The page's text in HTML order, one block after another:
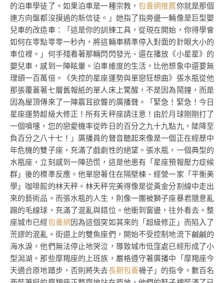
的泊車學徒了。如果泊車是一種宗教， 包養網推薦你就是那個
連方向盤都沒摸過的新信徒。」她指了指旁邊一輛像是巨型嬰
兒車的改造車：「這是你的訓練工具，從現在開始，你得學會
如何在零點零零一秒內，將這輛車精準停入對面的針眼大小的
車位裡。」何手殘看著那輛閃閃發光、還在播放《小星星》的
嬰兒車，感到一陣眩暈。泊車維度的生活，比他想象中還要無
理頭一百萬倍。《失控的星座運勢與單戀狂想曲》張水瓶從他
那張覆蓋著七層舊報紙的單人床上驚醒，不是因為鬧鐘，而是
因為屋頂傳來了一陣震耳欲聾的廣播聲。「緊急！緊急！今日
星座運勢超級大修正！所有天秤座請注意！由於月球剛剛打了
一個噴嚏，您的戀愛機率從昨日的百分之九十九點九，陡降至
負百分之八十七！」廣播員的聲音聽起來像是一個正在經歷中
年危機的雙子座，充滿了戲劇性的絕望。張水瓶，一個典型的
水瓶座，立刻感到一陣恐慌，這是他患有「星座預報壓力症候
群」後的標準反應。他單戀著住在隔壁棟、經營一家「平衡美
學」咖啡館的林天秤。林天秤完美得像是從黃金分割線中走出
來的藝術品。而張水瓶的人生，則像一團被獅子座暴君隨意亂
踢的毛線球，充滿了混亂與錯位。他衝到窗邊，往外看去。整
座城市已經包養網因為這個突如其來的「超級修正」而陷入了
荒謬的混亂。街道上的雙魚座們，開始不受控制地流下鹹鹹的
海水淚，他們無法停止地哭泣，導致城市低窪處已經形成了小
型潟湖。那些摩羯座的上班族，嚴格遵守著廣播中「摩羯座今
天適合原地踏步，否則將失去長期包養襪子」的指令。數百名